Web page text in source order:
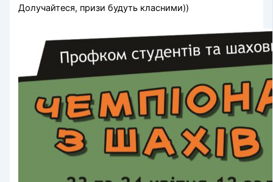
Долучайтеся, призи будуть класними))